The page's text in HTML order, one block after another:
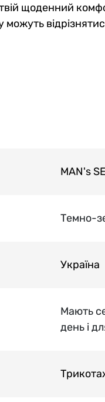
щоденний
MAN's
Темно-
Україна
Мають
день і